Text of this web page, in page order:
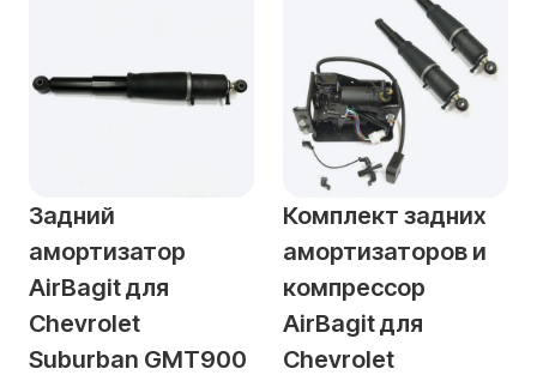
Задний
амортизатор
AirBagit для
Chevrolet
Suburban GMT900
Комплект задних
амортизаторов и
компрессор
AirBagit для
Chevrolet